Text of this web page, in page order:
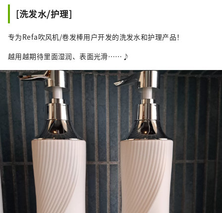
[洗发水/护理]
专为Refa吹风机/卷发棒用户开发的洗发水和护理产品！
越用越期待里面湿润、表面光滑……♪